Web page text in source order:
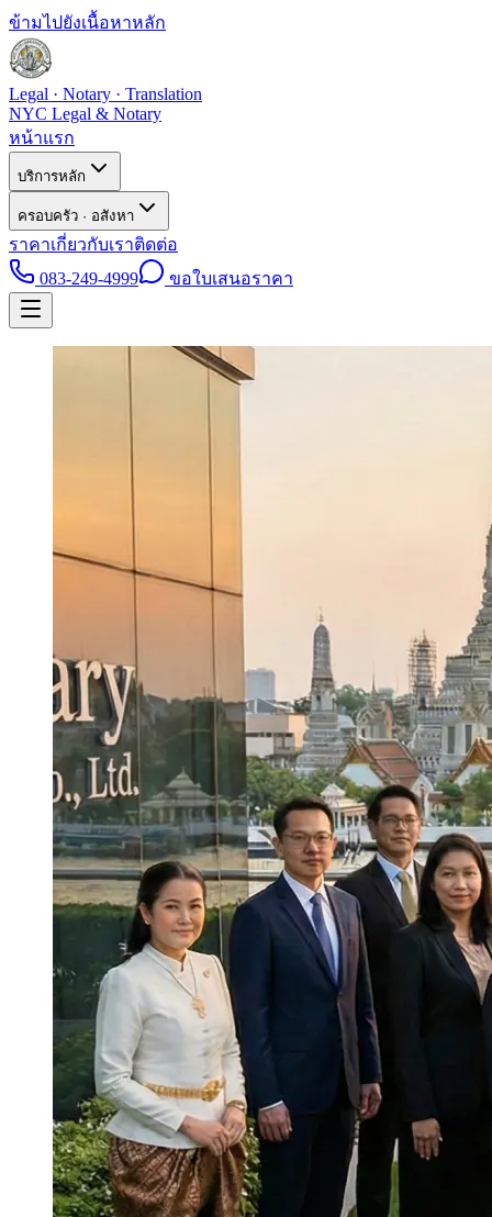
ข้ามไปยังเนื้อหาหลัก
Legal · Notary · Translation
NYC Legal & Notary
หน้าแรก
บริการหลัก
ครอบครัว · อสังหา
ราคาเกี่ยวกับเราติดต่อ
083-249-4999
ขอใบเสนอราคา